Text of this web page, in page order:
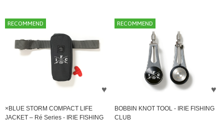
RECOMMEND
×BLUE STORM COMPACT LIFE
JACKET – Ré Series - IRIE FISHING
RECOMMEND
BOBBIN KNOT TOOL - IRIE FISHING
CLUB